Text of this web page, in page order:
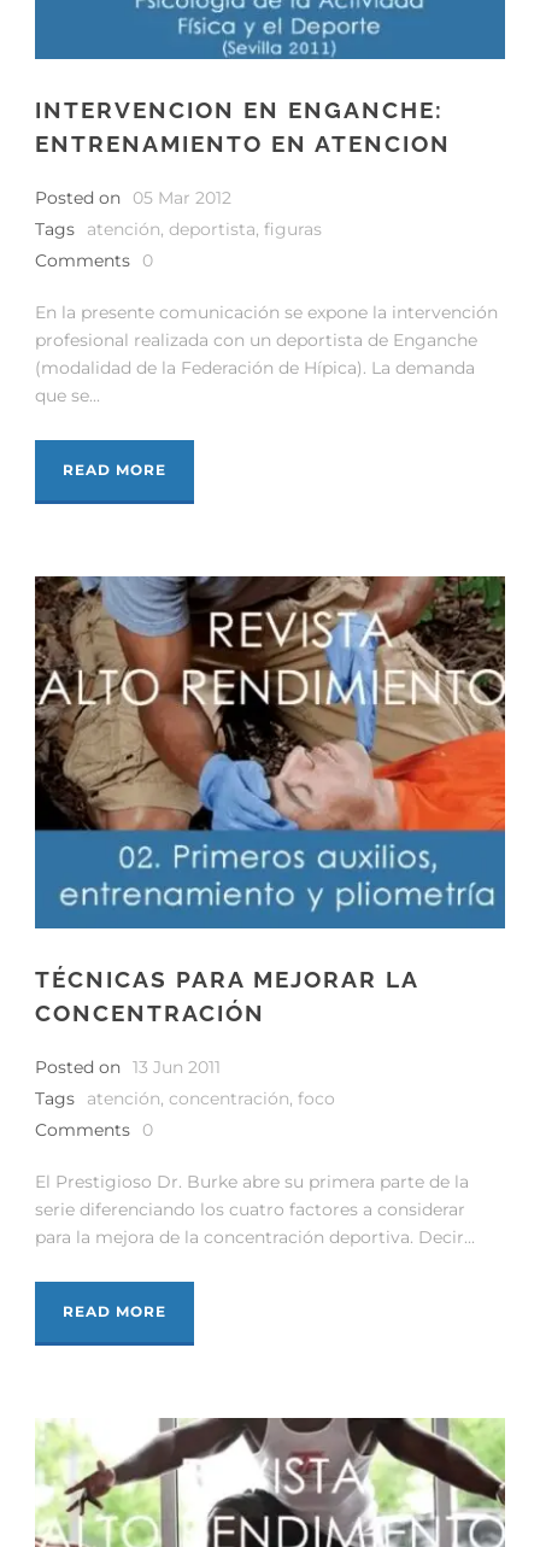
INTERVENCION EN ENGANCHE:
ENTRENAMIENTO EN ATENCION
Posted on
05 Mar 2012
Tags
atención, deportista, figuras
Comments
0
En la presente comunicación se expone la intervención
profesional realizada con un deportista de Enganche
(modalidad de la Federación de Hípica). La demanda
que se...
READ MORE
TÉCNICAS PARA MEJORAR LA
CONCENTRACIÓN
Posted on 13 Jun 2011
Tags
atención, concentración, foco
Comments
0
El Prestigioso Dr. Burke abre su primera parte de la
serie diferenciando los cuatro factores a considerar
para la mejora de la concentración deportiva. Decir...
READ MORE